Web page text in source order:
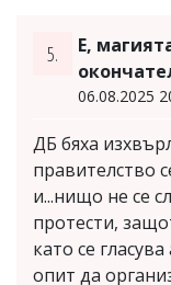
5.
Е,
06.08.2025
ДБ бяха
правителство
и...нищо не се
протести,
като се
опит да